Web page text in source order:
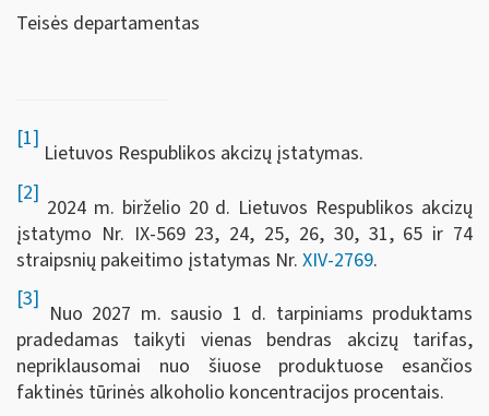
Teisės departamentas
[1]
Lietuvos Respublikos akcizų įstatymas.
[2]
2024 m. birželio 20 d. Lietuvos Respublikos akcizų
įstatymo Nr. IX-569 23, 24, 25, 26, 30, 31, 65 ir 74
straipsnių pakeitimo įstatymas Nr. XIV-2769.
[3]
Nuo 2027 m. sausio 1 d. tarpiniams produktams
pradedamas taikyti vienas bendras akcizų tarifas,
nepriklausomai nuo šiuose produktuose esančios
faktinės tūrinės alkoholio koncentracijos procentais.